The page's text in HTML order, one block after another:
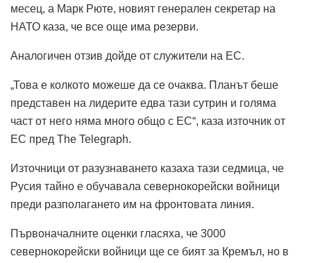
месец, а Марк Рюте, новият генерален секретар на
НАТО каза, че все още има резерви.
Аналогичен отзив дойде от служители на ЕС.
„Това е колкото можеше да се очаква. Планът беше
представен на лидерите едва тази сутрин и голяма
част от него няма много общо с ЕС“, каза източник от
ЕС пред The ​​Telegraph.
Източници от разузнаването казаха тази седмица, че
Русия тайно е обучавала севернокорейски войници
преди разполагането им на фронтовата линия.
Първоначалните оценки гласяха, че 3000
севернокорейски войници ще се бият за Кремъл, но в